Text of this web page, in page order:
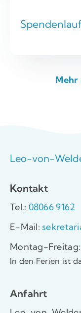
Mehr
Leo-von-
Kontakt
Tel.: 08066 9162
E-Mail:
Montag-Freitag:
In den Ferien ist
Anfahrt